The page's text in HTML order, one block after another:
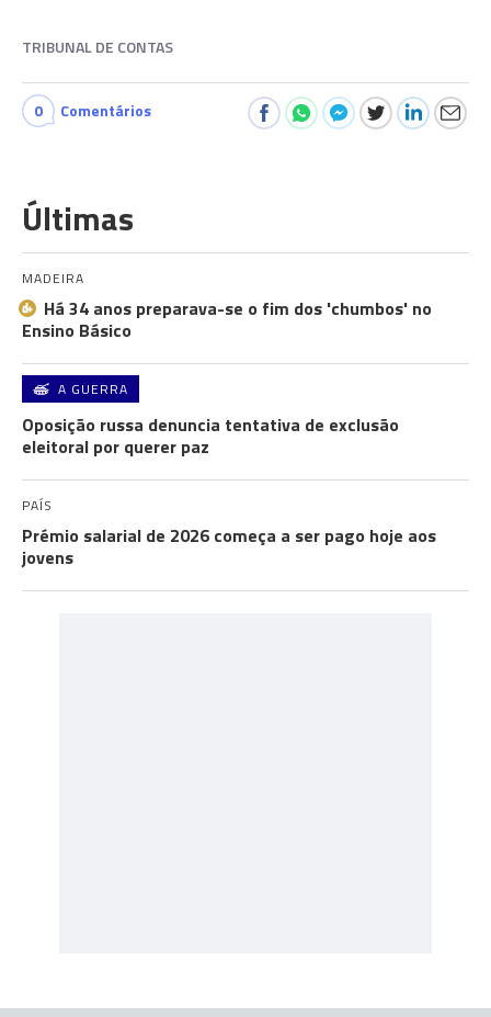
TRIBUNAL DE CONTAS
0 Comentários
Últimas
MADEIRA
Há 34 anos preparava-se o fim dos 'chumbos' no
Ensino Básico
A GUERRA
Oposição russa denuncia tentativa de exclusão
eleitoral por querer paz
PAÍS
Prémio salarial de 2026 começa a ser pago hoje aos
jovens